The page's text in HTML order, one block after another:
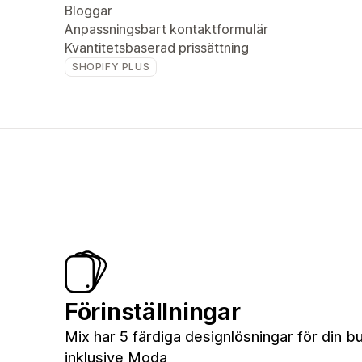
Bloggar
Anpassningsbart kontaktformulär
Kvantitetsbaserad prissättning
SHOPIFY PLUS
Förinställningar
Mix har 5 färdiga designlösningar för din
inklusive Moda